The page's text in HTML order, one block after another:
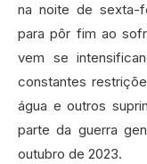
na noite de sexta-
para pôr fim ao
vem se
constantes
água e outros
parte da guerra
outubro de 2023.